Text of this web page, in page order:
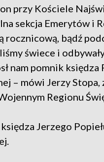
przy Kościele
sekcja Emerytów i
bądź
świece i odbywały
nam pomnik księdza
– mówi Jerzy Stopa,
Regionu
Jerzego